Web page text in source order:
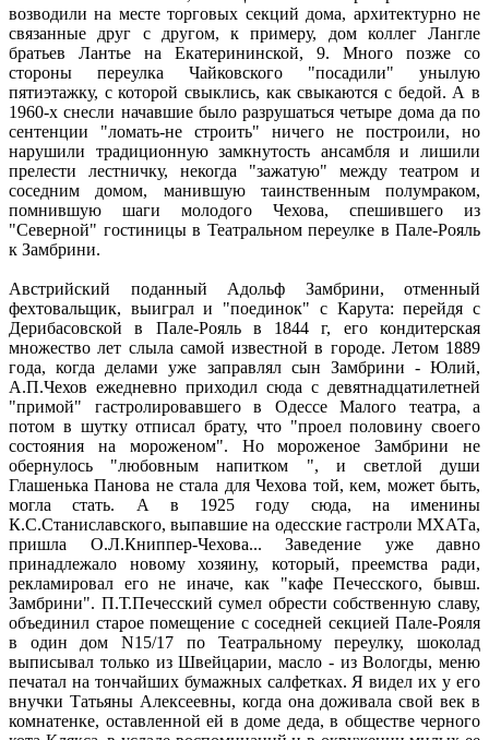
возводили на месте торговых секций дома, архитектурно не
связанные друг с другом, к примеру, дом коллег Лангле
братьев Лантье на Екатерининской, 9. Много позже со
стороны переулка Чайковского "посадили" унылую
пятиэтажку, с которой свыклись, как свыкаются с бедой. А в
1960-х снесли начавшие было разрушаться четыре дома да по
сентенции "ломать-не строить" ничего не построили, но
нарушили традиционную замкнутость ансамбля и лишили
прелести лестничку, некогда "зажатую" между театром и
соседним домом, манившую таинственным полумраком,
помнившую шаги молодого Чехова, спешившего из
"Северной" гостиницы в Театральном переулке в Пале-Рояль
к Замбрини.
Австрийский поданный Адольф Замбрини, отменный
фехтовальщик, выиграл и "поединок" с Карута: перейдя с
Дерибасовской в Пале-Рояль в 1844 г, его кондитерская
множество лет слыла самой известной в городе. Летом 1889
года, когда делами уже заправлял сын Замбрини - Юлий,
А.П.Чехов ежедневно приходил сюда с девятнадцатилетней
"примой" гастролировавшего в Одессе Малого театра, а
потом в шутку отписал брату, что "проел половину своего
состояния на мороженом". Но мороженое Замбрини не
обернулось "любовным напитком ", и светлой души
Глашенька Панова не стала для Чехова той, кем, может быть,
могла стать. А в 1925 году сюда, на именины
К.С.Станиславского, выпавшие на одесские гастроли МХАТа,
пришла О.Л.Книппер-Чехова... Заведение уже давно
принадлежало новому хозяину, который, преемства ради,
рекламировал его не иначе, как "кафе Печесского, бывш.
Замбрини". П.Т.Печесский сумел обрести собственную славу,
объединил старое помещение с соседней секцией Пале-Рояля
в один дом N15/17 по Театральному переулку, шоколад
выписывал только из Швейцарии, масло - из Вологды, меню
печатал на тончайших бумажных салфетках. Я видел их у его
внучки Татьяны Алексеевны, когда она доживала свой век в
комнатенке, оставленной ей в доме деда, в обществе черного